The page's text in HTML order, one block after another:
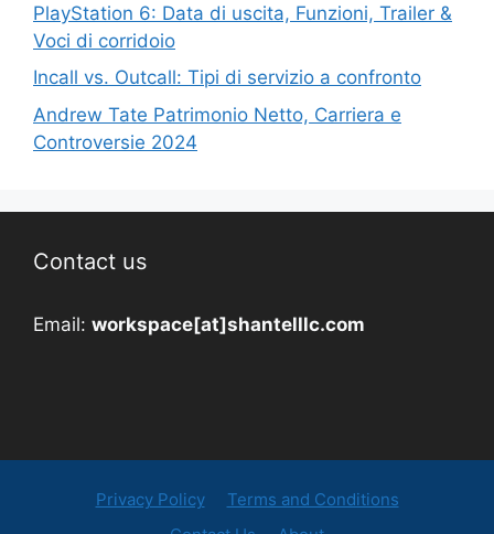
PlayStation 6: Data di uscita, Funzioni, Trailer &
Voci di corridoio
Incall vs. Outcall: Tipi di servizio a confronto
Andrew Tate Patrimonio Netto, Carriera e
Controversie 2024
Contact us
Email: workspace[at]shantelllc.com
Privacy Policy
Terms and Conditions